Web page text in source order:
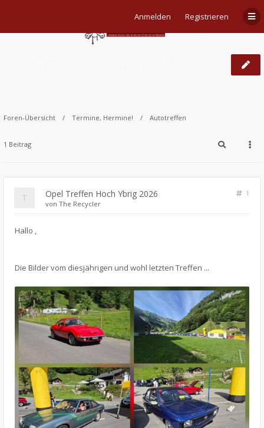
Anmelden Registrieren
Foren-Übersicht Termine, Hermine! Autotreffen
1 Beitrag
Opel Treffen Hoch Ybrig 2026
1
von The Recycler
​Hallo ,
Die Bilder vom diesjährigen und wohl letzten Treffen ...